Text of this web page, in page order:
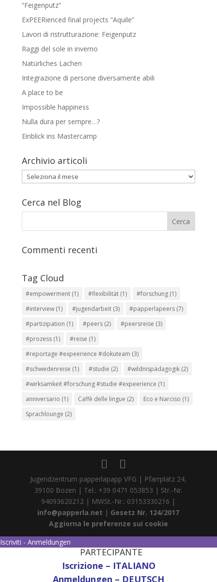
“Feigenputz”
ExPEERienced final projects “Aquile”
Lavori di ristrutturazione: Feigenputz
Raggi del sole in inverno
Natürliches Lachen
Integrazione di persone diversamente abili
A place to be
Impossible happiness
Nulla dura per sempre…?
Einblick ins Mastercamp
Archivio articoli
Archivio
articoli
Cerca nel Blog
Commenti recenti
Tag Cloud
#empowerment(1) #flexibilität(1) #forschung(1)
#interview(1) #jugendarbeit(3) #papperlapeers(7)
#partizipation (1) #peers(2) #peersreise (3)
#prozess(1) #reise (1)
#reportage #expeerience #dokuteam (3)
#schwedenreise (1) #studie (2) #wildnispädagogik(2)
#wirksamkeit #forschung #studie #expeerience (1)
anniversario (1) Caffè delle lingue (2) Eco e Narciso (1)
Sprachlounge (2)
Jugendzentrum papperlapapp VFG | Pfarrplatz 24,
39100 Bozen | Tel.: +39 0471 053853 | Str.-Nr.
94093620212 | MWSt.-Nr.: 03153330216 |
info@papperla.net | Gesetz Nr. 124/2017
Aggiorna le preferenze sui cookie
Iscriviti - Anmeldungen
PARTECIPANTE
Iscrizione – ITALIANO
Anmeldungen – DEUTSCH